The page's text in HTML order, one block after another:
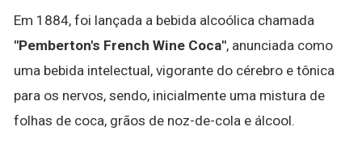
Em 1884, foi lançada a bebida alcoólica chamada
"Pemberton's French Wine Coca", anunciada como
uma bebida intelectual, vigorante do cérebro e tônica
para os nervos, sendo, inicialmente uma mistura de
folhas de coca, grãos de noz-de-cola e álcool.